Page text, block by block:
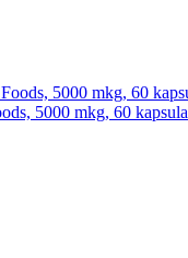
5000 mkg, 60 kapsula